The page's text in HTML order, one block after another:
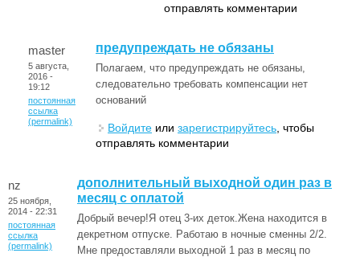
отправлять комментарии
master
5 августа,
2016 -
19:12
постоянная
ссылка
(permalink)
предупреждать не обязаны
Полагаем, что предупреждать не обязаны,
следовательно требовать компенсации нет
оснований
Войдите или зарегистрируйтесь , чтобы
отправлять комментарии
nz
25 ноября,
2014 - 22:31
постоянная
ссылка
(permalink)
дополнительный выходной один раз в
месяц с оплатой
Добрый вечер!Я отец 3-их деток.Жена находится в
декретном отпуске. Работаю в ночные сменны 2/2.
Мне предоставляли выходной 1 раз в месяц по